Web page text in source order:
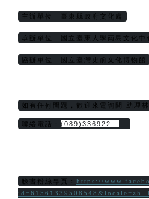
主辦單位｜臺東縣政府文化處
承辦單位｜國立臺東大學南島文化中
協辦單位｜國立臺灣史前文化博物館
如有任何問題，歡迎來電詢問 助理林
聯絡電話： (089)336922
臉書粉絲專頁： https://